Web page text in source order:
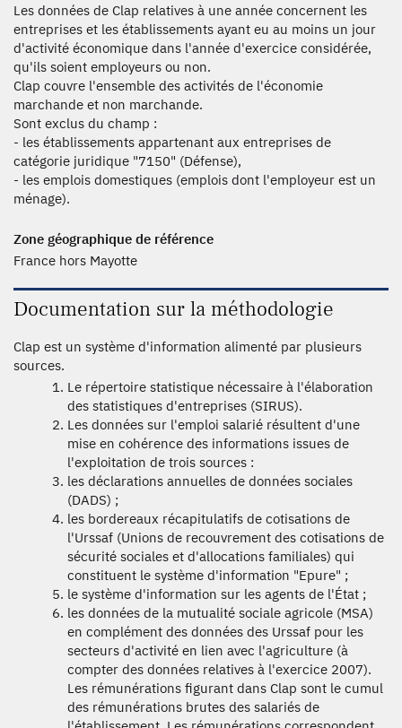
Les données de Clap relatives à une année concernent les
entreprises et les établissements ayant eu au moins un jour
d'activité économique dans l'année d'exercice considérée,
qu'ils soient employeurs ou non.
Clap couvre l'ensemble des activités de l'économie
marchande et non marchande.
Sont exclus du champ :
- les établissements appartenant aux entreprises de
catégorie juridique "7150" (Défense),
- les emplois domestiques (emplois dont l'employeur est un
ménage).
Zone géographique de référence
France hors Mayotte
Documentation sur la méthodologie
Clap est un système d'information alimenté par plusieurs
sources.
Le répertoire statistique nécessaire à l'élaboration
des statistiques d'entreprises (SIRUS).
Les données sur l'emploi salarié résultent d'une
mise en cohérence des informations issues de
l'exploitation de trois sources :
les déclarations annuelles de données sociales
(DADS) ;
les bordereaux récapitulatifs de cotisations de
l'Urssaf (Unions de recouvrement des cotisations de
sécurité sociales et d'allocations familiales) qui
constituent le système d'information "Epure" ;
le système d'information sur les agents de l'État ;
les données de la mutualité sociale agricole (MSA)
en complément des données des Urssaf pour les
secteurs d'activité en lien avec l'agriculture (à
compter des données relatives à l'exercice 2007).
Les rémunérations figurant dans Clap sont le cumul
des rémunérations brutes des salariés de